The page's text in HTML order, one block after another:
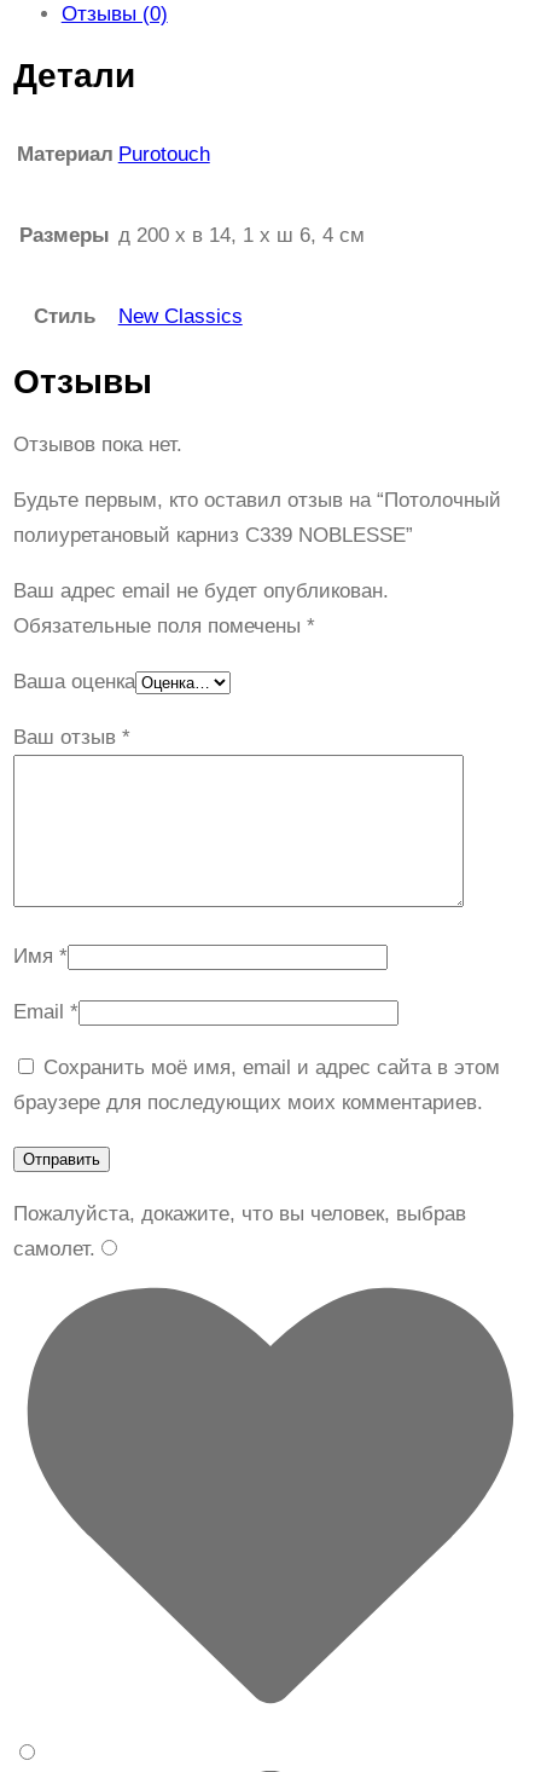
Отзывы (0)
Детали
Материал Purotouch
Размеры д 200 x в 14, 1 x ш 6, 4 см
Стиль New Classics
Отзывы
Отзывов пока нет.
Будьте первым, кто оставил отзыв на “Потолочный
полиуретановый карниз С339 NOBLESSE”
Ваш адрес email не будет опубликован.
Обязательные поля помечены *
Ваша оценка
Ваш отзыв *
Имя *
Email *
Сохранить моё имя, email и адрес сайта в этом
браузере для последующих моих комментариев.
Пожалуйста, докажите, что вы человек, выбрав
самолет.